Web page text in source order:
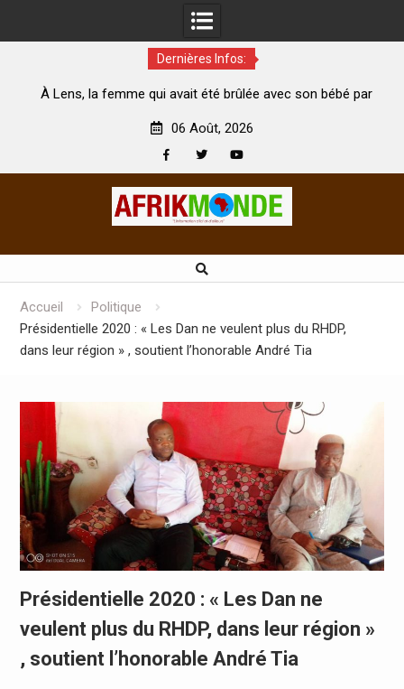
Dernières Infos:
la femme qui avait été brûlée avec son bébé par
06 Août, 2026
Accueil
Politique
Présidentielle 2020 : « Les Dan ne veulent plus du RHDP,
dans leur région » , soutient l’honorable André Tia
Présidentielle 2020 : « Les Dan ne
veulent plus du RHDP, dans leur région »
, soutient l’honorable André Tia